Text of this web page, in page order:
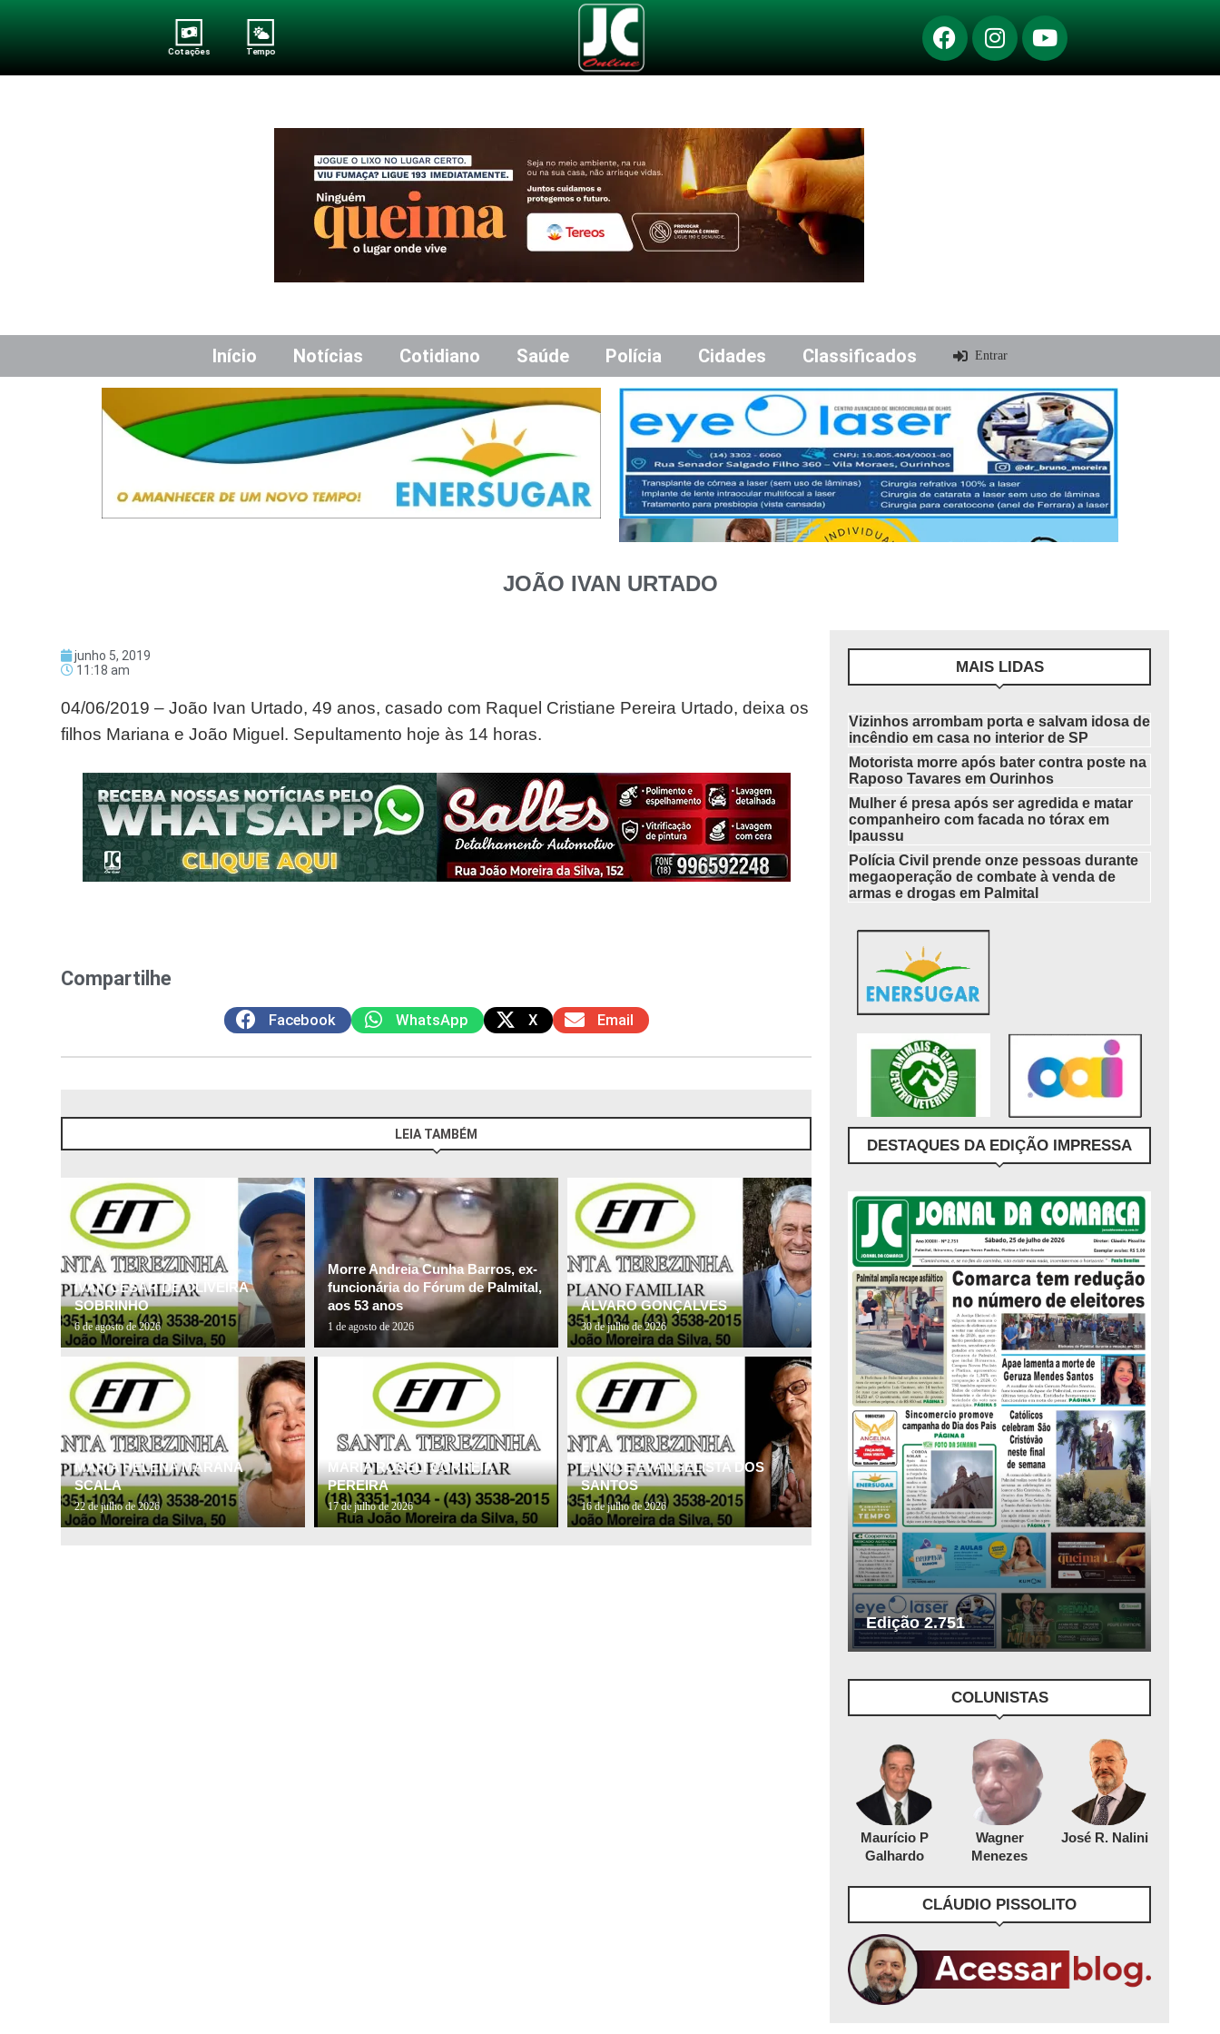
Cotações Tempo
Início Notícias Cotidiano Saúde Polícia Cidades Classificados Entrar
JOÃO IVAN URTADO
junho 5, 2019
11:18 am
04/06/2019 – João Ivan Urtado, 49 anos, casado com Raquel Cristiane Pereira Urtado, deixa os
filhos Mariana e João Miguel. Sepultamento hoje às 14 horas.
Compartilhe
Facebook WhatsApp X Email
LEIA TAMBÉM
IVAN CESAR DE OLIVEIRA
SOBRINHO
6 de agosto de 2026
Morre Andreia Cunha Barros, ex-
funcionária do Fórum de Palmital,
aos 53 anos
1 de agosto de 2026
ÁLVARO GONÇALVES
30 de julho de 2026
MARIA HELENA MARANA
SCALA
22 de julho de 2026
MARIA ROSELI CORREIA
PEREIRA
17 de julho de 2026
EUNICE EVANGELISTA DOS
SANTOS
16 de julho de 2026
MAIS LIDAS
Vizinhos arrombam porta e salvam idosa de
incêndio em casa no interior de SP
Motorista morre após bater contra poste na
Raposo Tavares em Ourinhos
Mulher é presa após ser agredida e matar
companheiro com facada no tórax em
Ipaussu
Polícia Civil prende onze pessoas durante
megaoperação de combate à venda de
armas e drogas em Palmital
DESTAQUES DA EDIÇÃO IMPRESSA
Edição 2.751
COLUNISTAS
Maurício P
Galhardo
Wagner
Menezes
José R. Nalini
CLÁUDIO PISSOLITO